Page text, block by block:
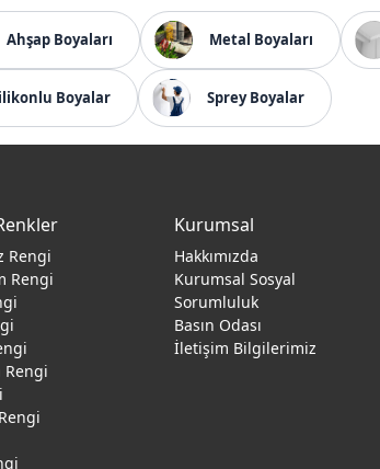
Ahşap Boyaları Metal Boyaları
Boyalar Sprey Boyalar
Rengi
Rengi
Rengi
Kurumsal
Hakkımızda
Kurumsal Sosyal
Sorumluluk
Basın Odası
İletişim Bilgilerimiz